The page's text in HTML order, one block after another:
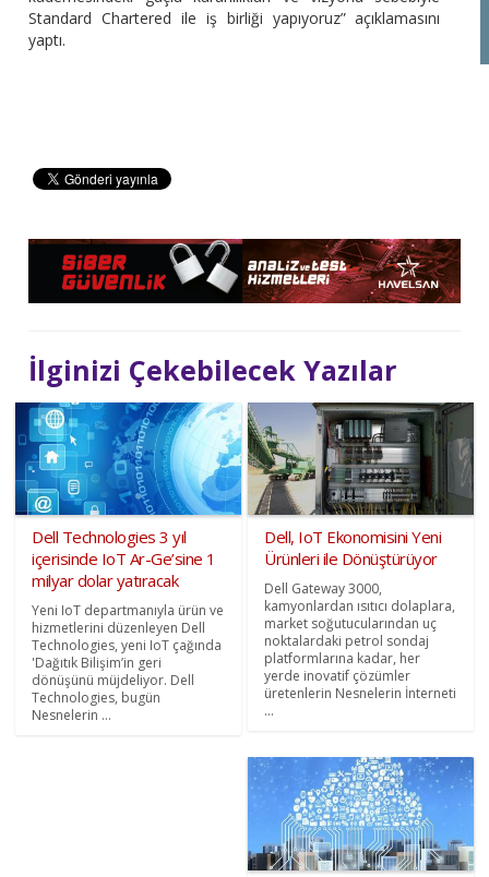
Standard Chartered ile iş birliği yapıyoruz” açıklamasını
yaptı.
İlginizi Çekebilecek Yazılar
Dell Technologies 3 yıl
içerisinde IoT Ar-Ge’sine 1
milyar dolar yatıracak
Yeni IoT departmanıyla ürün ve
hizmetlerini düzenleyen Dell
Technologies, yeni IoT çağında
'Dağıtık Bilişim’in geri
dönüşünü müjdeliyor. Dell
Technologies, bugün
Nesnelerin ...
Dell, IoT Ekonomisini Yeni
Ürünleri ile Dönüştürüyor
Dell Gateway 3000,
kamyonlardan ısıtıcı dolaplara,
market soğutucularından uç
noktalardaki petrol sondaj
platformlarına kadar, her
yerde inovatif çözümler
üretenlerin Nesnelerin İnterneti
...